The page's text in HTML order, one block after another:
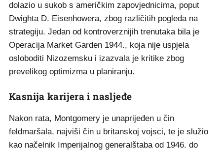
dolazio u sukob s američkim zapovjednicima, poput
Dwighta D. Eisenhowera, zbog različitih pogleda na
strategiju. Jedan od kontroverznijih trenutaka bila je
Operacija Market Garden 1944., koja nije uspjela
osloboditi Nizozemsku i izazvala je kritike zbog
prevelikog optimizma u planiranju.
Kasnija karijera i nasljeđe
Nakon rata, Montgomery je unaprijeđen u čin
feldmaršala, najviši čin u britanskoj vojsci, te je služio
kao načelnik Imperijalnog generalštaba od 1946. do